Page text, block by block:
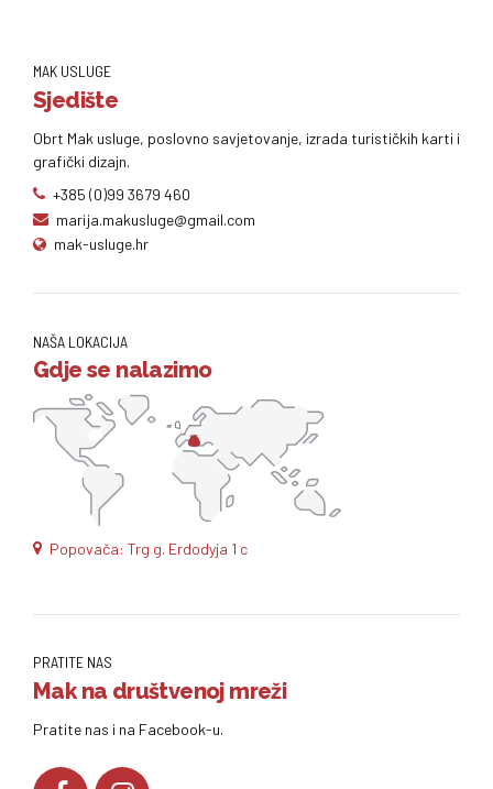
MAK USLUGE
Sjedište
Obrt Mak usluge, poslovno savjetovanje, izrada turističkih karti i
grafički dizajn.
+385 (0)99 3679 460
marija.makusluge@gmail.com
mak-usluge.hr
NAŠA LOKACIJA
Gdje se nalazimo
Popovača: Trg g. Erdodyja 1 c
PRATITE NAS
Mak na društvenoj mreži
Pratite nas i na Facebook-u.